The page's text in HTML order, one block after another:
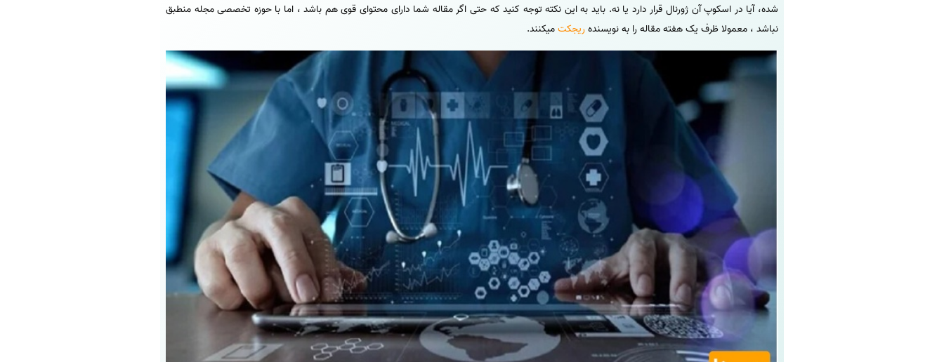
شده، آیا در اسکوپ آن ژورنال قرار دارد یا نه. باید به این نکته توجه کنید که حتی اگر مقاله شما دارای محتوای قوی هم باشد ، اما با حوزه تخصصی مجله منطبق
نباشد ، معمولا ظرف یک هفته مقاله را به نویسندهریجکتمیکنند.